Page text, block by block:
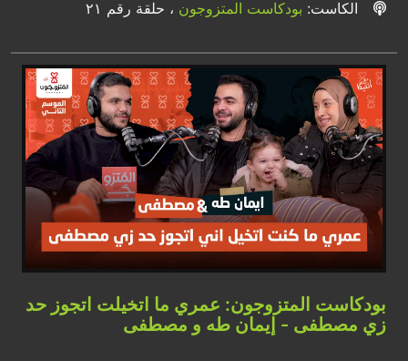
الكاست: بودكاست المتزوجون ، حلقة رقم ٢١
بودكاست المتزوجون: عمري ما اتخيلت اتجوز حد
زي مصطفى - إيمان طه و مصطفى